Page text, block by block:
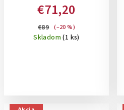
15,6"NOTEBOOK
€71,20
€89 (–20 %)
Skladom(1 ks)